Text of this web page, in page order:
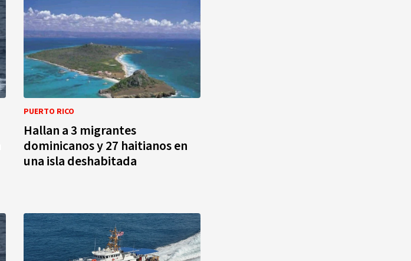
PUERTO RICO
Hallan a 3 migrantes
dominicanos y 27 haitianos en
una isla deshabitada